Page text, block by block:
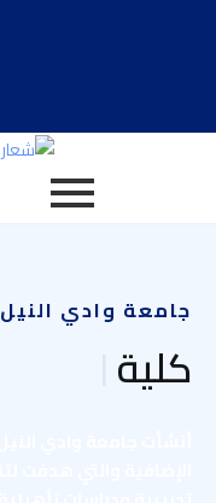
جامعة وادي النيل
كلية